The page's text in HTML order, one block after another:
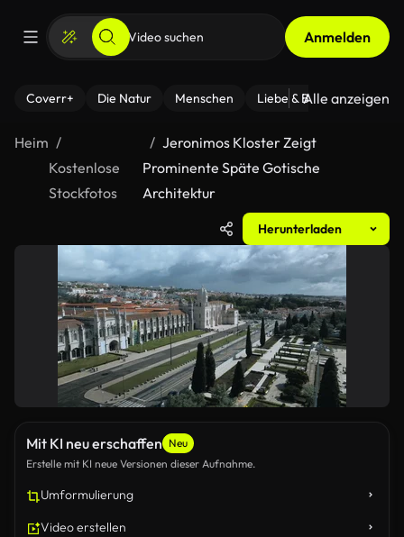
Anmelden
Coverr+ Die Natur Menschen Liebe & Beziehungen
Alle anzeigen
Heim
Kostenlose
Stockfotos
Jeronimos Kloster Zeigt
Prominente Späte Gotische
Architektur
Herunterladen
Mit KI neu erschaffen Neu
Erstelle mit KI neue Versionen dieser Aufnahme.
Umformulierung
Video erstellen